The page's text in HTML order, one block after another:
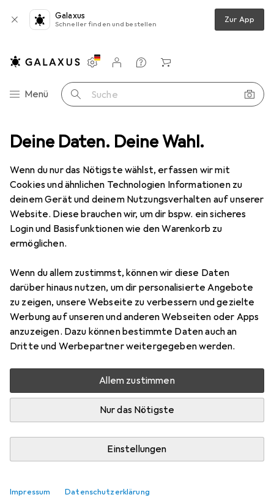
Deine Daten. Deine Wahl.
Wenn du nur das Nötigste wählst, erfassen wir mit
Cookies und ähnlichen Technologien Informationen zu
deinem Gerät und deinem Nutzungsverhalten auf unserer
Website. Diese brauchen wir, um dir bspw. ein sicheres
Login und Basisfunktionen wie den Warenkorb zu
ermöglichen.
Wenn du allem zustimmst, können wir diese Daten
darüber hinaus nutzen, um dir personalisierte Angebote
zu zeigen, unsere Webseite zu verbessern und gezielte
Werbung auf unseren und anderen Webseiten oder Apps
anzuzeigen. Dazu können bestimmte Daten auch an
Dritte und Werbepartner weitergegeben werden.
Allem zustimmen
Nur das Nötigste
Einstellungen
Impressum Datenschutzerklärung
Galaxus
Schneller finden und bestellen Zur App
Navigation nach Kategorien
Menü Suche
Einstellungen
Kundenkonto
Vergleichslisten
Merklisten
Warenkorb
Hama 24 La Fleur Softcover Album 24 Fotos 10x15 farbl.sort.
4 Bilder
Hama 24 La Fleur Softcover Album 24
Fotos 10x15 farbl.sort.
17.50 x 12 cm
1
Bewertungen Marke
Mehr von Hama
Aktuell nicht lieferbar
Vergleichen
Kostenloser Versand ab 30,– i